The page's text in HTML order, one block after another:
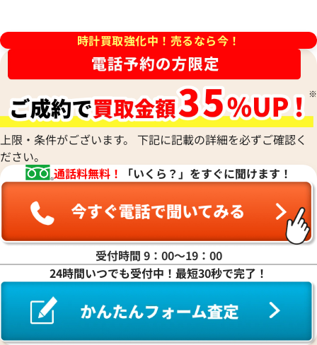
時計買取強化中！売るなら今！
上限・条件がございます。 下記に記載の詳細を必ずご確認く
ださい。
通話料無料！
「いくら？」をすぐに聞けます！
受付時間 9：00〜19：00
24時間いつでも受付中！最短30秒で完了！